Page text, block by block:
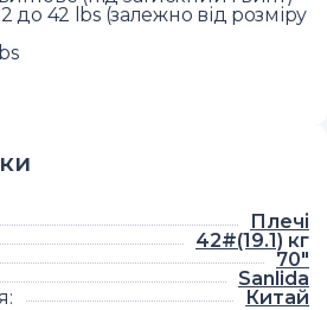
до 42 lbs (залежно від розміру
Плечі
42#(19.1) кг
70"
Sanlida
: Китай